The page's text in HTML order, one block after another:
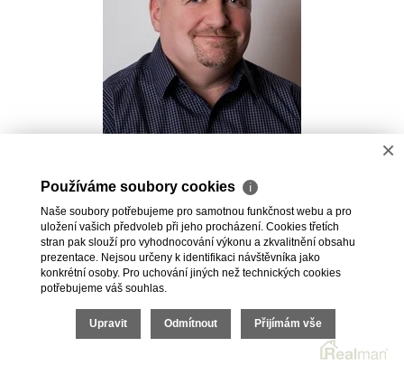
Pavel Kovalev
+420 723 491 625
pavel.kovalev@vdfreality.cz
×
Používáme soubory cookies ℹ
Naše soubory potřebujeme pro samotnou funkčnost webu a pro
uložení vašich předvoleb při jeho procházení. Cookies třetích
stran pak slouží pro vyhodnocování výkonu a zkvalitnění obsahu
prezentace. Nejsou určeny k identifikaci návštěvníka jako
konkrétní osoby. Pro uchování jiných než technických cookies
potřebujeme váš souhlas.
Upravit Odmítnout Přijímám vše